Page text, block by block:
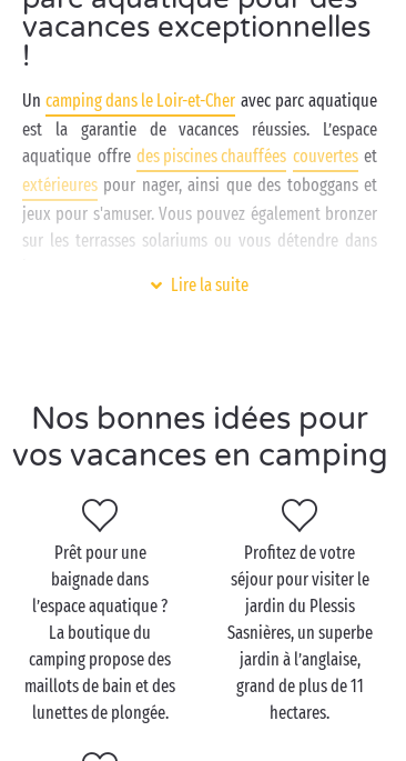
vacances exceptionnelles
!
Uncamping dans le Loir-et-Cher avec parc aquatique
est la garantie de vacances réussies. L’espace
aquatique offre des piscines chauffées couverteset
extérieures pour nager, ainsi que des toboggans et
jeux pour s'amuser. Vous pouvez également bronzer
sur les terrasses solariums ou vous détendre dans
Le château de Cheverny, de la Ferté-Saint-Aubin, de
Sully-sur-Loire ou encore de Blois, vous transportent
dans les temps anciens. Vous y explorerez l’histoire
des lieux et leurs mystères.
Vous préférez aller rendre visite aux animaux ? Classé
4ᵉ plus beau parc animalier du monde, le
zoo de Beauvalest installé à Saint-Aignan. Vous
pourrez notamment observer des koalas, des
rhinocéros, des kangourous…
Enfin, ne quittez pas les lieux sans avoir goûté la
Lire la suite
Nos bonnes idées pour
vos vacances en camping
Prêt pour une
baignade dans
l’espace aquatique ?
La boutique du
camping propose des
maillots de bain et des
lunettes de plongée.
Profitez de votre
séjour pour visiter le
jardin du Plessis
Sasnières, un superbe
jardin à l’anglaise,
grand de plus de 11
hectares.